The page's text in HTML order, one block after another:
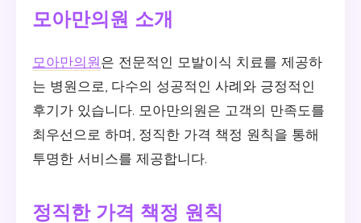
모아만의원 소개
모아만의원은 전문적인 모발이식 치료를 제공하
는 병원으로, 다수의 성공적인 사례와 긍정적인
후기가 있습니다. 모아만의원은 고객의 만족도를
최우선으로 하며, 정직한 가격 책정 원칙을 통해
투명한 서비스를 제공합니다.
정직한 가격 책정 원칙